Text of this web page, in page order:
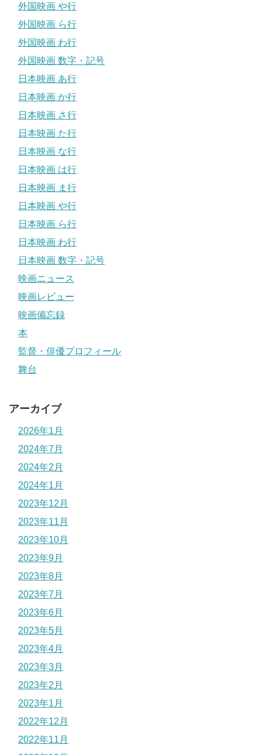
外国映画 や行
外国映画 ら行
外国映画 わ行
外国映画 数字・記号
日本映画 あ行
日本映画 か行
日本映画 さ行
日本映画 た行
日本映画 な行
日本映画 は行
日本映画 ま行
日本映画 や行
日本映画 ら行
日本映画 わ行
日本映画 数字・記号
映画ニュース
映画レビュー
映画備忘録
本
監督・俳優プロフィール
舞台
アーカイブ
2026年1月
2024年7月
2024年2月
2024年1月
2023年12月
2023年11月
2023年10月
2023年9月
2023年8月
2023年7月
2023年6月
2023年5月
2023年4月
2023年3月
2023年2月
2023年1月
2022年12月
2022年11月